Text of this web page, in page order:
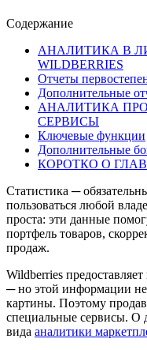
Содержание
АНАЛИТИКА В
WILDBERRIES
Отчеты
Дополнительные
АНАЛИТИКА
СЕРВИСЫ
Ключевые функции
Дополнительные
КОРОТКО О
Статистика ─
пользоваться любой
проста: эти данные
портфель товаров,
продаж.
Wildberries
─ но этой информации не
картины. Поэтому
специальные сервисы. О
вида аналитики